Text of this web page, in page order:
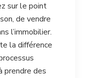
sur le point
de vendre
l’immobilier.
la différence
prendre des